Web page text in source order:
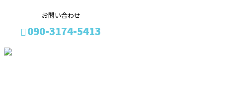
お問い合わせ
090-3174-5413